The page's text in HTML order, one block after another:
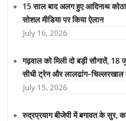
15 साल बाद अलग हुए आदिनाथ
सोशल मीडिया पर किया ऐलान
July 16, 2026
गढ़वाल को मिली दो बड़ी सौगातें, 18
सीधी ट्रेन और लालढांग–चिल्लरखाल
July 15, 2026
रुद्रप्रयाग बीजेपी में बगावत के सुर,